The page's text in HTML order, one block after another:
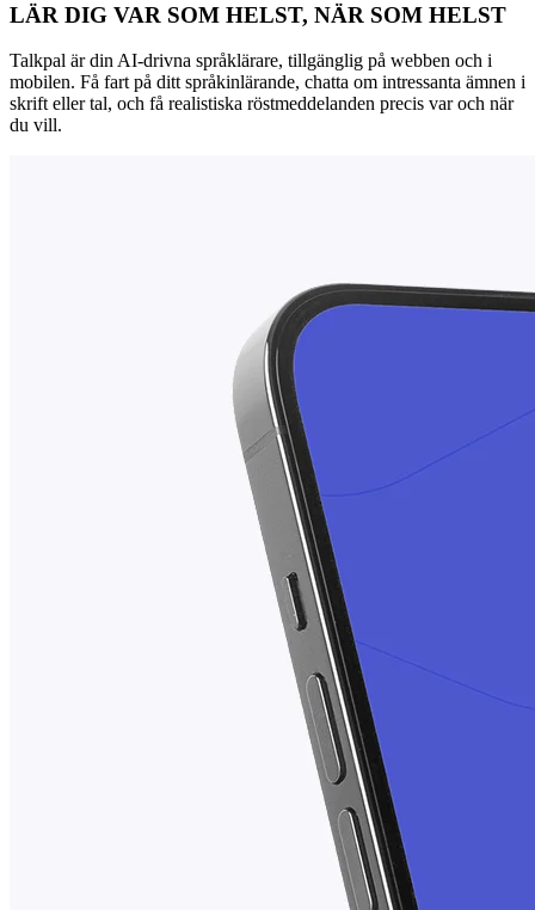
LÄR DIG VAR SOM HELST, NÄR SOM HELST
Talkpal är din AI-drivna språklärare, tillgänglig på webben och i
mobilen. Få fart på ditt språkinlärande, chatta om intressanta ämnen i
skrift eller tal, och få realistiska röstmeddelanden precis var och när
du vill.